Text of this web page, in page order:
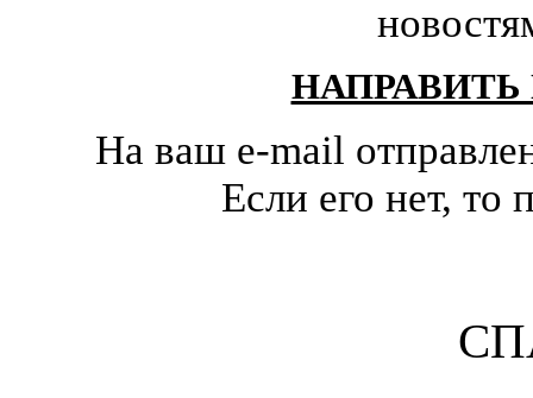
На ваш e-mail
Если его нет,